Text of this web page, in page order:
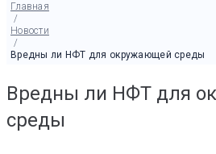
Главная
/
Новости
/
Вредны ли НФТ для окружающей среды
Вредны ли НФТ для
среды